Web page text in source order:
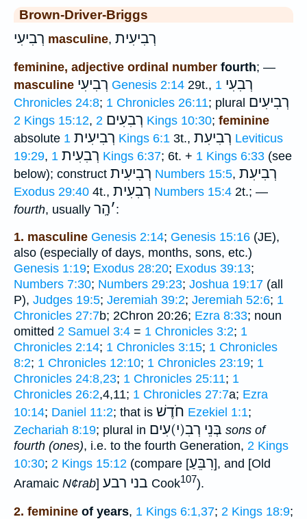
Brown-Driver-Briggs
רְבִיעִי masculine, רְבִיעִית
feminine, adjective ordinal number fourth; —
masculine רְבִיעִי Genesis 2:14 29t., רְבִעִי 1
Chronicles 24:8; 1 Chronicles 26:11; plural רְבִיעִים
2 Kings 15:12, רְבִעִים 2 Kings 10:30; feminine
absolute
רְבִיעִית 1 Kings 6:1 3t., רְבִיעִת Leviticus
19:29, רְבִעִית 1 Kings 6:37; 6t. + 1 Kings 6:33 (see
below); construct רְבִיעִית Numbers 15:5, רְבִיעִת
Exodus 29:40 4t., רְבִעִית Numbers 15:4 2t.; —
fourth, usually ׳הָֽר :
1. masculine Genesis 2:14; Genesis 15:16 (JE),
also (especially of days, months, sons, etc.)
Genesis 1:19; Exodus 28:20; Exodus 39:13;
Numbers 7:30; Numbers 29:23; Joshua 19:17 (all
P), Judges 19:5; Jeremiah 39:2; Jeremiah 52:6; 1
Chronicles 27:7b; 2Chron 20:26; Ezra 8:33; noun
omitted 2 Samuel 3:4 = 1 Chronicles 3:2; 1
Chronicles 2:14; 1 Chronicles 3:15; 1 Chronicles
8:2; 1 Chronicles 12:10; 1 Chronicles 23:19; 1
Chronicles 24:8,23; 1 Chronicles 25:11; 1
Chronicles 26:2,4,11; 1 Chronicles 27:7a; Ezra
10:14; Daniel 11:2; that is חֹדֶשׁ Ezekiel 1:1;
Zechariah 8:19; plural in בְּנֵי רְבִ(י)עִים sons of
fourth (ones), i.e. to the fourth Generation, 2 Kings
10:30; 2 Kings 15:12 (compare [רִבֵּעַ], and [Old
Aramaic N¢rab] בני רבע Cook107).
2. feminine of years, 1 Kings 6:1,37; 2 Kings 18:9;